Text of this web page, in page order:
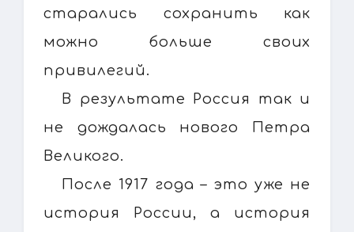
старались сохранить как
можно больше своих
привилегий.
В результате Россия так и
не дождалась нового Петра
Великого.
После 1917 года – это уже не
история России, а история